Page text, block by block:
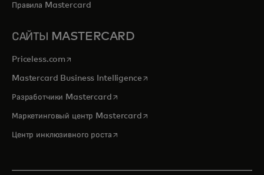
Правила Mastercard
САЙТЫ MASTERCARD
Priceless.com opens in a new tab
Mastercard Business Intelligenceopens in a new tab
Разработчики Mastercardopens in a new tab
Маркетинговый центр Mastercardopens in a new tab
Центр инклюзивного ростаopens in a new tab